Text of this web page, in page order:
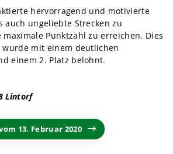
hervorragend und motivierte
auch ungeliebte Strecken zu
Punktzahl zu erreichen. Dies
mit einem deutlichen
einem 2. Platz belohnt.
Lintorf
13. Februar 2020